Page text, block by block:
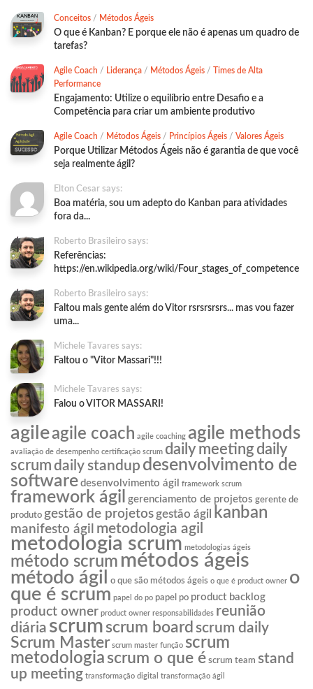
Conceitos / Métodos Ágeis
O que é Kanban? E porque ele não é apenas um quadro de
tarefas?
Agile Coach / Liderança / Métodos Ágeis /
Times de Alta
Performance
Engajamento: Utilize o equilíbrio entre Desafio e a
Competência para criar um ambiente produtivo
Agile Coach / Métodos Ágeis / Princípios Ágeis / Valores Ágeis
Porque Utilizar Métodos Ágeis não é garantia de que você
seja realmente ágil?
Elton Cesar says:
Boa matéria, sou um adepto do Kanban para atividades
fora da...
Roberto Brasileiro says:
Referências:
https://en.wikipedia.org/wiki/Four_stages_of_competence
Roberto Brasileiro says:
Faltou mais gente além do Vitor rsrsrsrsrs... mas vou fazer
uma...
Michele Tavares says:
Faltou o "Vitor Massari"!!!
Michele Tavares says:
Falou o VITOR MASSARI!
agileagile coach agile coaching agile methods
avaliação de desempenho certificação scrum daily meeting daily
scrumdaily standup desenvolvimento de
software desenvolvimento ágil framework scrum
framework ágil gerenciamento de projetos gerente de
produto gestão de projetos gestão ágil kanban
manifesto ágil metodologia agil
metodologia scrum metodologias ágeis
método scrum métodos ágeis
método ágil o que são métodos ágeis o que é product owner o
que é scrum papel do po papel po product backlog
product owner product owner responsabilidades reunião
diária scrum scrum board scrum daily
Scrum Master scrum master função scrum
metodologia scrum o que é scrum team stand
up meeting transformação digital transformação ágil